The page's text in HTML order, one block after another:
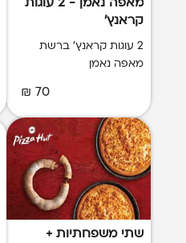
מאפה נאמן - 2 עוגות
קראנץ'
2 עוגות קראנץ' ברשת
מאפה נאמן
70 ₪
שתי משפחתיות +